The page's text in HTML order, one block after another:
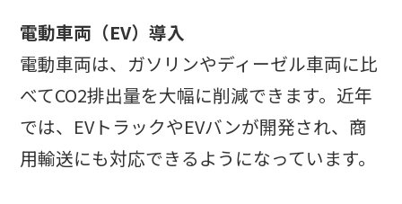
電動車両（EV）導入
電動車両は、ガソリンやディーゼル車両に比
べてCO2排出量を大幅に削減できます。近年
では、EVトラックやEVバンが開発され、商
用輸送にも対応できるようになっています。